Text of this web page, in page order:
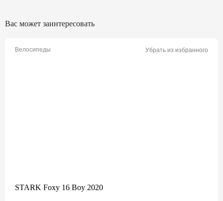
Вас может заинтересовать
Велосипеды Убрать из избранного
STARK Foxy 16 Boy 2020